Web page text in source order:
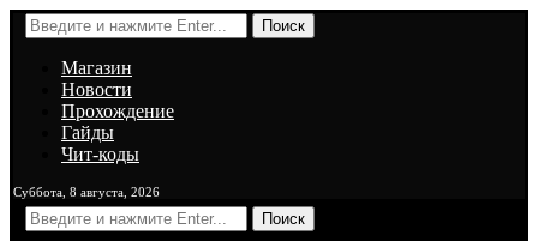
Поиск
Магазин
Новости
Прохождение
Гайды
Чит-коды
Суббота, 8 августа, 2026
Поиск